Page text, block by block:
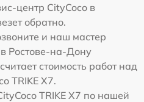
центр CityCoco в
обратно.
и наш мастер
Ростове-на-Дону
стоимость работ над
TRIKE X7.
TRIKE X7 по нашей